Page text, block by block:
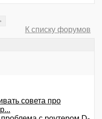
К списку форумов
совета про